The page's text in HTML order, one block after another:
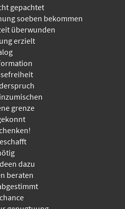
gepachtet
soeben bekommen
überwunden
erzielt
grenze
dazu
beraten